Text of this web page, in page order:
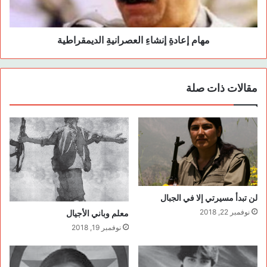
حينها وقع سعيد في الدهشة والحيرة لما شاهده على الشاشة
والتصق بأخيه الكبير وبانت عليه علامات الخوف وقد كان وضعه ملفتاً
للنظر من جانب الحاضرين ولكن الأمر كان طبيعياً، لأن سعيد كان ما
يزال طفلا! وبعد هذه الحادثة فكر سعيد في إنشاء سينما على هوى
جمع سعيد عدداً من الأطفال وفتح ثقباً كبيراً في علبة معدنية رقيقة
وبدأ يضع الصور الكاريكاتورية الملونة والتي حصل عليها من الدكان
الوحيد الموجود في القرية حينها، وكان يحرك الصور على التوالي
وبشكل سريع أمام الثقب الذي فتحه في العلبة المعدنية مع بعض
الأصوات غير المفهومة كتمثيل لدور البطل في الفلم. كان الرفيق
زردشت )سعيد( يركض وراء السيارات الآتية إلى القرية عبر الطريق
الترابي وكأنه يركض وراء حصان أو كبش أو طير ويريد أن يلتصق بها
ويخرج من القرية ولو لمرة. كان أبوه رجلا مارس كل الأعمال الخارجة
عن القانون حسب تعبير الدولة القومية، مثل عبور الحدود فيما بين
ديريكا حمكو وزاخو بدون دستور أو إذن من أية مرجعية تابعة للدولة
إلى جانب تهريب البضائع وتسهيل مرور الهاربين من الدولة لأسباب
مهام إعادةِ إنشاءِ العصرانيةِ الديمقراطية
مقالات ذات صلة
لن تبدأ مسيرتي إلا في الجبال
نوفمبر 22, 2018 معلم وباني الأجيال
نوفمبر 19, 2018